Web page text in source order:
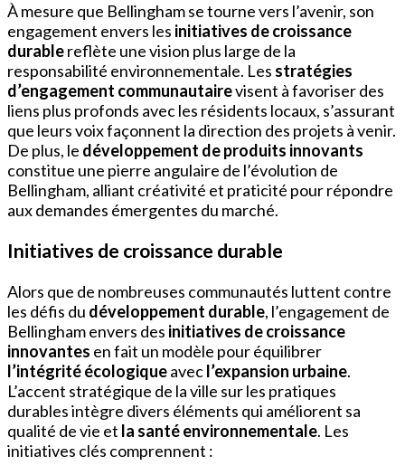
À mesure que Bellingham se tourne vers l’avenir, son
engagement envers les initiatives de croissance
durablereflète une vision plus large de la
responsabilité environnementale. Les stratégies
d’engagement communautairevisent à favoriser des
liens plus profonds avec les résidents locaux, s’assurant
que leurs voix façonnent la direction des projets à venir.
De plus, le développement de produits innovants
constitue une pierre angulaire de l’évolution de
Bellingham, alliant créativité et praticité pour répondre
aux demandes émergentes du marché.
Initiatives de croissance durable
Alors que de nombreuses communautés luttent contre
les défis du développement durable, l’engagement de
Bellingham envers des initiatives de croissance
innovantes en fait un modèle pour équilibrer
l’intégrité écologiqueavecl’expansion urbaine.
L’accent stratégique de la ville sur les pratiques
durables intègre divers éléments qui améliorent sa
qualité de vie et la santé environnementale. Les
initiatives clés comprennent :